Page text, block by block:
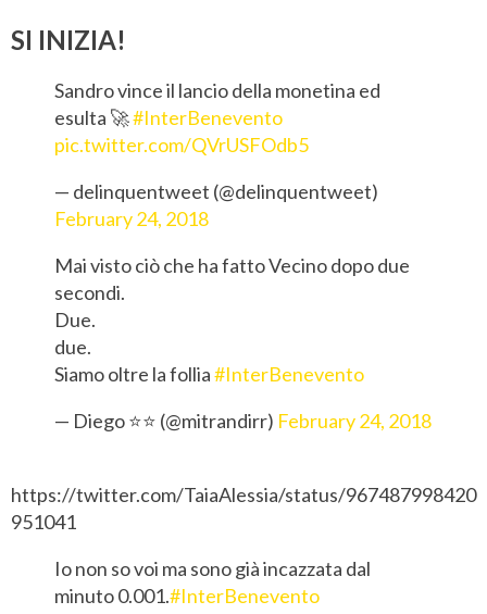
SI INIZIA!
Sandro vince il lancio della monetina ed
esulta 🚀#InterBenevento
pic.twitter.com/QVrUSFOdb5
— delinquentweet (@delinquentweet)
February 24, 2018
Mai visto ciò che ha fatto Vecino dopo due
secondi.
Due.
due.
Siamo oltre la follia#InterBenevento
— Diego ⭐️⭐️ (@mitrandirr) February 24, 2018
https://twitter.com/TaiaAlessia/status/967487998420
951041
Io non so voi ma sono già incazzata dal
minuto 0.001.#InterBenevento